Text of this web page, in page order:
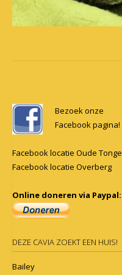
navigation
Bezoek onze
Facebook pagina!
Facebook locatie Oude Tonge
Facebook locatie Overberg
Online doneren via Paypal:
DEZE CAVIA ZOEKT EEN HUIS!
Bailey